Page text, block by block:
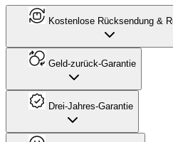
Kostenlose Rücksendung &
Geld-zurück-Garantie
Drei-Jahres-Garantie